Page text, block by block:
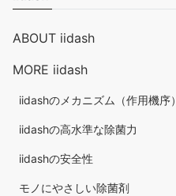
ABOUT iidash
MORE iidash
iidashのメカニズム（作用機序）
iidashの高水準な除菌力
iidashの安全性
モノにやさしい除菌剤